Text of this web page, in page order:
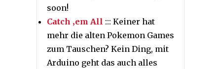
soon!
Catch ‚em All ::: Keiner hat
mehr die alten Pokemon Games
zum Tauschen? Kein Ding, mit
Arduino geht das auch alles